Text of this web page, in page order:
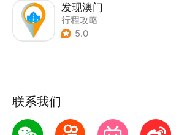
发现澳门
行程攻略
5.0
联系我们